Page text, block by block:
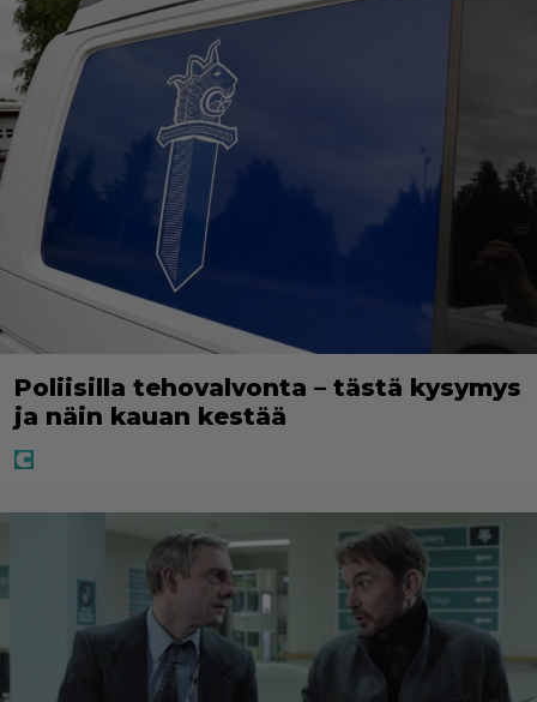
Poliisilla tehovalvonta – tästä kysymys
ja näin kauan kestää